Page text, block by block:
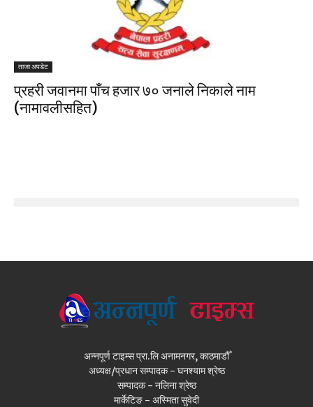
ताजा अपडेट
प्रहरी जवानमा पाँच हजार ७० जनाले निकाले नाम
(नामावलीसहित)
अन्नपूर्ण टाइम्स प्रा.लि अनामनगर, काठमाडौँ
अध्यक्ष/प्रधान सम्पादक - घनश्याम श्रेष्ठ
सम्पादक - नलिना श्रेष्ठ
मार्केटिङ - अस्मिता सुवेदी